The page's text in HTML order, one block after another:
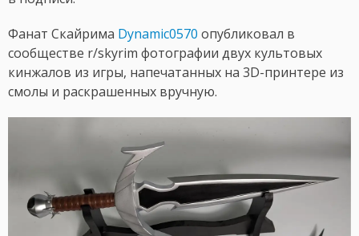
Фанат Скайрима Dynamic0570 опубликовал в
сообществе r/skyrim фотографии двух культовых
кинжалов из игры, напечатанных на 3D-принтере из
смолы и раскрашенных вручную.